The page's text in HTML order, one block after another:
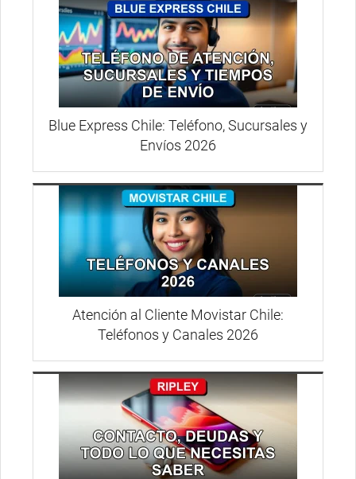
Blue Express Chile: Teléfono, Sucursales y
Envíos 2026
Atención al Cliente Movistar Chile:
Teléfonos y Canales 2026